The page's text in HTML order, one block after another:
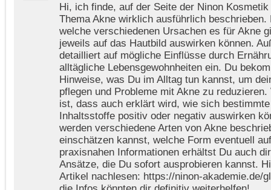
Hi, ich finde, auf der Seite der Ninon
Thema Akne wirklich ausführlich
welche verschiedenen Ursachen es für Akne
jeweils auf das Hautbild auswirken können.
detailliert auf mögliche Einflüsse durch
alltägliche Lebensgewohnheiten ein. Du
Hinweise, was Du im Alltag tun kannst, um
pflegen und Probleme mit Akne zu
ist, dass auch erklärt wird, wie sich
Inhaltsstoffe positiv oder negativ auswirken
werden verschiedene Arten von Akne
einschätzen kannst, welche Form eventuell
praxisnahen Informationen erhältst Du auch
Ansätze, die Du sofort ausprobieren kannst.
Artikel nachlesen: https://ninon-akademie.de/